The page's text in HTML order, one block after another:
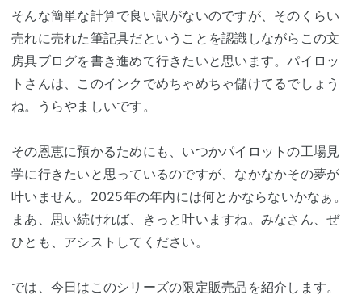
そんな簡単な計算で良い訳がないのですが、そのくらい
売れに売れた筆記具だということを認識しながらこの文
房具ブログを書き進めて行きたいと思います。パイロッ
トさんは、このインクでめちゃめちゃ儲けてるでしょう
ね。うらやましいです。
その恩恵に預かるためにも、いつかパイロットの工場見
学に行きたいと思っているのですが、なかなかその夢が
叶いません。2025年の年内には何とかならないかなぁ。
まあ、思い続ければ、きっと叶いますね。みなさん、ぜ
ひとも、アシストしてください。
では、今日はこのシリーズの限定販売品を紹介します。